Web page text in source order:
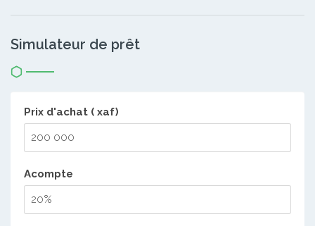
Simulateur de prêt
Prix d'achat ( xaf)
Acompte